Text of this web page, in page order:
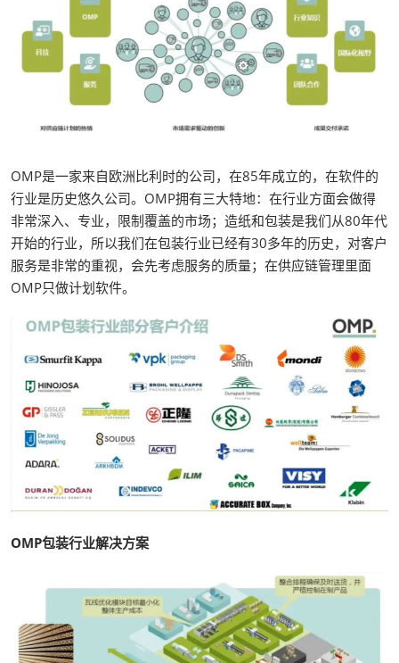
OMP是一家来自欧洲比利时的公司，在85年成立的，在软件的
行业是历史悠久公司。OMP拥有三大特地：在行业方面会做得
非常深入、专业，限制覆盖的市场；造纸和包装是我们从80年代
开始的行业，所以我们在包装行业已经有30多年的历史，对客户
服务是非常的重视，会先考虑服务的质量；在供应链管理里面
OMP只做计划软件。
OMP包装行业解决方案